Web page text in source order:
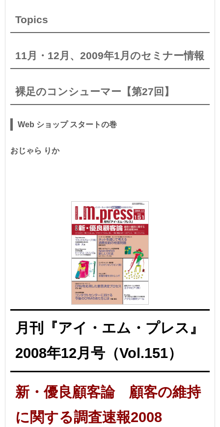
Topics
11月・12月、2009年1月のセミナー情報
裸足のコンシューマー【第27回】
Web ショップ スタートの巻
おじゃら りか
月刊『アイ・エム・プレス』
2008年12月号（Vol.151）
新・優良顧客論 顧客の維持
に関する調査速報2008